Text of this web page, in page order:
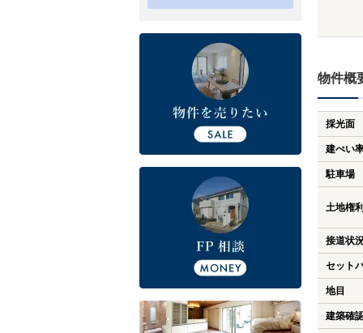
物件概
採光面
建ぺい
駐車場
土地権
接道状
セット
地目
建築確